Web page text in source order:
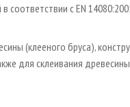
соответствии с EN
(клееного бруса),
для склеивания